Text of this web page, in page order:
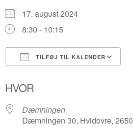
17. august 2024
8:30 - 10:15
TILFØJ TIL KALENDER
HVOR
Dæmningen
Dæmningen 30, Hvidovre, 2650